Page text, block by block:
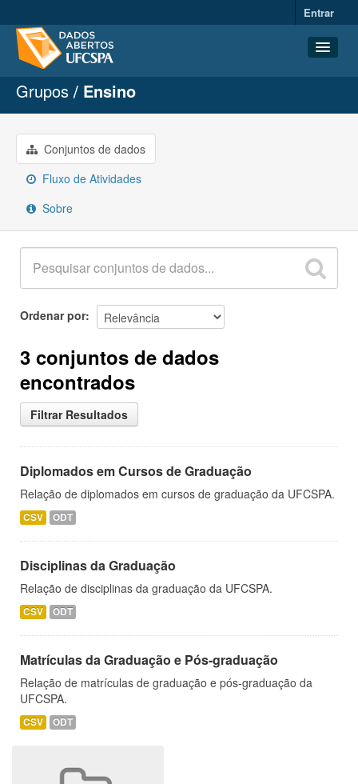
Entrar
Conjuntos de dados
Organizações
Grupos
Sobre
Grupos Ensino
Conjuntos de dados
Fluxo de Atividades
Sobre
Ordenar por
3 conjuntos de dados
encontrados
Filtrar Resultados
Diplomados em Cursos de Graduação
Relação de diplomados em cursos de graduação da UFCSPA.
CSV ODT
Disciplinas da Graduação
Relação de disciplinas da graduação da UFCSPA.
CSV ODT
Matrículas da Graduação e Pós-graduação
Relação de matrículas de graduação e pós-graduação da
UFCSPA.
CSV ODT